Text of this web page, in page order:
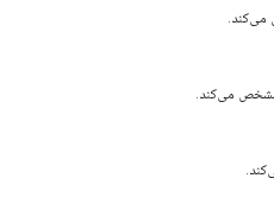
می‌کند.
مشخص می‌کند.